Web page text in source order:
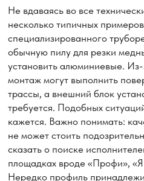
Заказать услугу
Каталог кондиционеров